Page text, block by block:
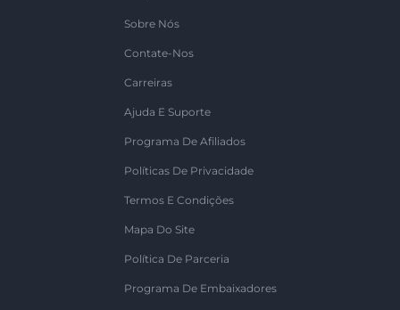
Sobre Nós
Contate-Nos
Carreiras
Ajuda E Suporte
Programa De Afiliados
Políticas De Privacidade
Termos E Condições
Mapa Do Site
Política De Parceria
Programa De Embaixadores